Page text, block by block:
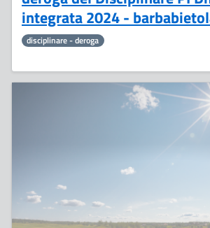
integrata 2024 -
disciplinare - deroga